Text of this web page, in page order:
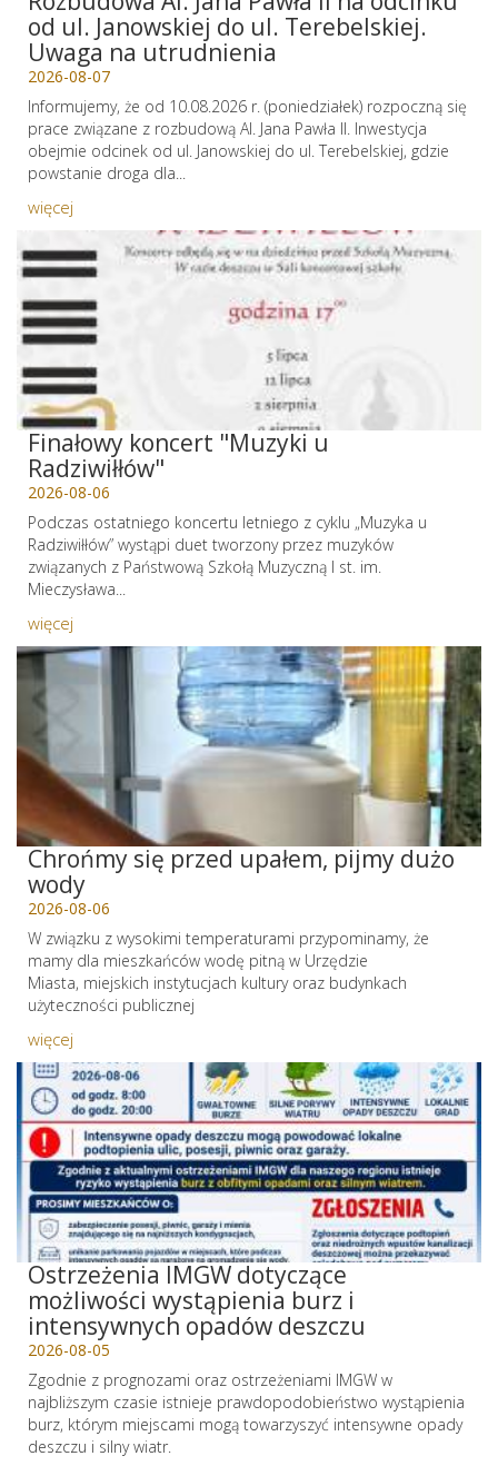
od ul. Janowskiej do ul. Terebelskiej.
Uwaga na utrudnienia
2026-08-07
Informujemy, że od 10.08.2026 r. (poniedziałek) rozpoczną się
prace związane z rozbudową Al. Jana Pawła II. Inwestycja
obejmie odcinek od ul. Janowskiej do ul. Terebelskiej, gdzie
powstanie droga dla...
więcej
Finałowy koncert "Muzyki u
Radziwiłłów"
2026-08-06
Podczas ostatniego koncertu letniego z cyklu „Muzyka u
Radziwiłłów” wystąpi duet tworzony przez muzyków
związanych z Państwową Szkołą Muzyczną I st. im.
Mieczysława...
więcej
Chrońmy się przed upałem, pijmy dużo
wody
2026-08-06
W związku z wysokimi temperaturami przypominamy, że
mamy dla mieszkańców wodę pitną w Urzędzie
Miasta, miejskich instytucjach kultury oraz budynkach
użyteczności publicznej
więcej
Ostrzeżenia IMGW dotyczące
możliwości wystąpienia burz i
intensywnych opadów deszczu
2026-08-05
Zgodnie z prognozami oraz ostrzeżeniami IMGW w
najbliższym czasie istnieje prawdopodobieństwo wystąpienia
burz, którym miejscami mogą towarzyszyć intensywne opady
deszczu i silny wiatr.